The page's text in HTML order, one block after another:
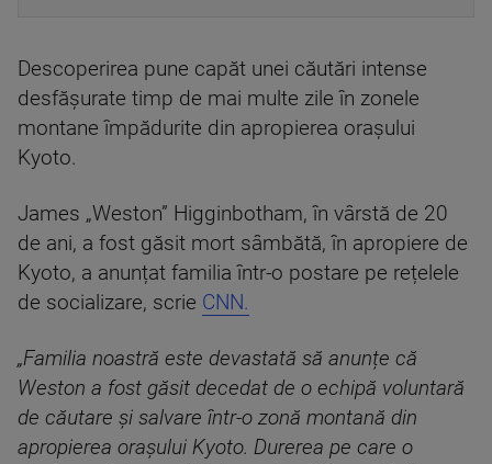
Descoperirea pune capăt unei căutări intense
desfășurate timp de mai multe zile în zonele
montane împădurite din apropierea orașului
Kyoto.
James „Weston” Higginbotham, în vârstă de 20
de ani, a fost găsit mort sâmbătă, în apropiere de
Kyoto, a anunțat familia într-o postare pe rețelele
de socializare, scrie CNN.
„Familia noastră este devastată să anunțe că
Weston a fost găsit decedat de o echipă voluntară
de căutare și salvare într-o zonă montană din
apropierea orașului Kyoto. Durerea pe care o